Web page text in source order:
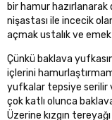
bir hamur
nişastası ile incecik
açmak ustalık ve
Çünkü baklava
içlerini
yufkalar tepsiye serilir
çok katlı olunca
Üzerine kızgın tereyağı